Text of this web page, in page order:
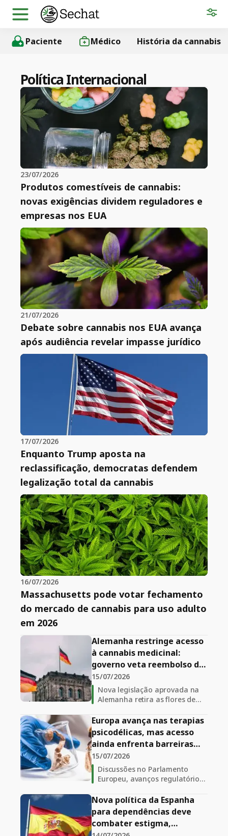
Paciente Médico História da cannabis
Política Internacional
23/07/2026
Produtos comestíveis de cannabis:
novas exigências dividem reguladores e
empresas nos EUA
21/07/2026
Debate sobre cannabis nos EUA avança
após audiência revelar impasse jurídico
17/07/2026
Enquanto Trump aposta na
reclassificação, democratas defendem
legalização total da cannabis
16/07/2026
Massachusetts pode votar fechamento
do mercado de cannabis para uso adulto
em 2026
Alemanha restringe acesso
à cannabis medicinal:
governo veta reembolso de
flores e endurece regras
para extratos
15/07/2026
Nova legislação aprovada na
Alemanha retira as flores de
sistema público de saúde e
determina que pacientes
utilizem medicamentos
industrializados por seis meses
antes do acesso a extratos. A
medida gera repercussão entre
especialistas e o setor
Europa avança nas terapias
psicodélicas, mas acesso
ainda enfrenta barreiras
regulatórias
15/07/2026
Discussões no Parlamento
Europeu, avanços regulatórios
República Tcheca e o
fortalecimento da pesquisa
colocam as terapias
psicodélicas no centro das
Nova política da Espanha
para dependências deve
combater estigma,